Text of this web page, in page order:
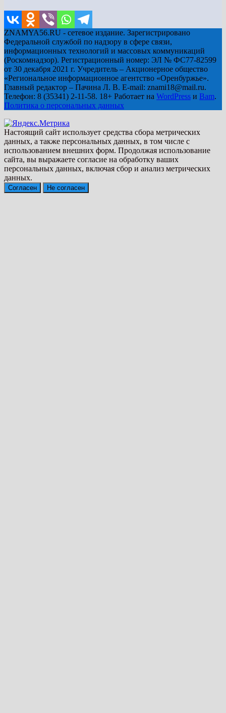
ZNAMYA56.RU - сетевое издание. Зарегистрировано
Федеральной службой по надзору в сфере связи,
информационных технологий и массовых коммуникаций
(Роскомнадзор). Регистрационный номер: ЭЛ № ФС77-82599
от 30 декабря 2021 г. Учредитель – Акционерное общество
«Региональное информационное агентство «Оренбуржье».
Главный редактор – Пачина Л. В. E-mail: znami18@mail.ru.
Телефон: 8 (35341) 2-11-58. 18+ Работает на WordPress и Bam.
Политика о персональных данных
Настоящий сайт использует средства сбора метрических
данных, а также персональных данных, в том числе с
использованием внешних форм. Продолжая использование
сайта, вы выражаете согласие на обработку ваших
персональных данных, включая сбор и анализ метрических
данных.
Согласен Не согласен